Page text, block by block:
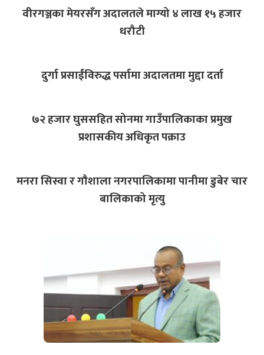
वीरगञ्जका मेयरसँग अदालतले माग्यो ४ लाख १५ हजार
धरौटी
दुर्गा प्रसाईंविरुद्ध पर्सामा अदालतमा मुद्दा दर्ता
७२ हजार घुससहित सोनमा गाउँपालिकाका प्रमुख
प्रशासकीय अधिकृत पक्राउ
मनरा सिस्वा र गाैशाला नगरपालिकामा पानीमा डुबेर चार
बालिकाको मृत्यु